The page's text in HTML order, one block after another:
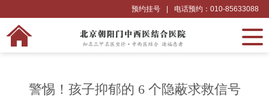
电话预约：010-85633088
预约挂号
警惕！孩子抑郁的 6 个隐蔽求救信号